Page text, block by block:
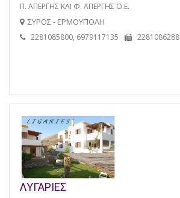
Π. ΑΠΕΡΓΗΣ ΚΑΙ Φ. ΑΠΕΡΓΗΣ Ο.Ε.
ΣΥΡΟΣ - ΕΡΜΟΥΠΟΛΗ
2281085800, 6979117135 2281086288
ΛΥΓΑΡΙΕΣ